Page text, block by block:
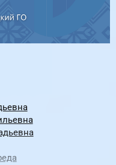
Рахимова Елена